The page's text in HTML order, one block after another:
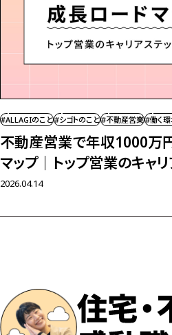
#ALLAGIのこと#シゴトのこと#不動産営業#働く
不動産営業で年収1000万
マップ｜ トップ営業のキャ
2026.04.14